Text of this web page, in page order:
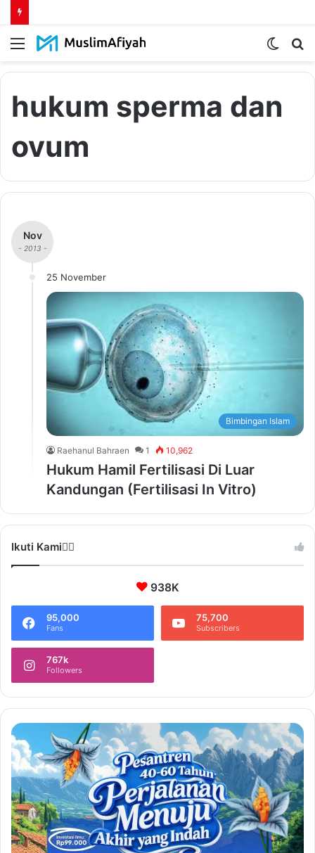
Menu
Switch
hukum sperma dan
ovum
Nov
- 2013 -
25 November
Bimbingan Islam
Raehanul Bahraen 1 10,962
Hukum Hamil Fertilisasi Di Luar
Kandungan (Fertilisasi In Vitro)
Ikuti Kami❤️‍🔥
938K
95,000
Fans
75,700
Subscribers
767k
Followers